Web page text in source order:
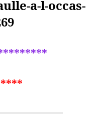
a-l-occas-